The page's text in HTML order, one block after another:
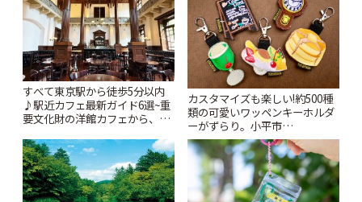
すべて東京駅から徒歩5分以内
♪駅近カフェ最新ガイド6選~重
要文化財の洋館カフェから、改
りっぷ
カスタマイズも楽しい!約500種
類の可愛いワッペンキーホルダ
ーがずらり。小平市
「Kimamaya T&K」 | ことりっ
ぷ